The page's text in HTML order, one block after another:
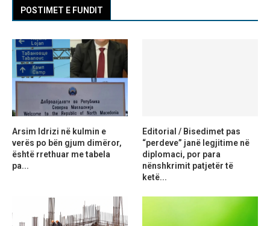
POSTIMET E FUNDIT
Arsim Idrizi në kulmin e
verës po bën gjum dimëror,
është rrethuar me tabela
pa...
Editorial / Bisedimet pas
“perdeve” janë legjitime në
diplomaci, por para
nënshkrimit patjetër të
ketë...